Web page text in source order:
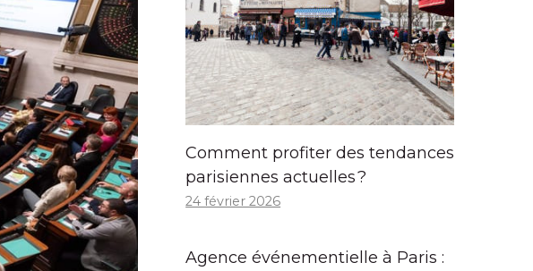
Comment profiter des tendances
parisiennes actuelles ?
24 février 2026
Agence événementielle à Paris :